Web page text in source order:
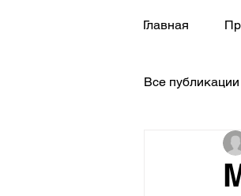
Главная
Все публикации